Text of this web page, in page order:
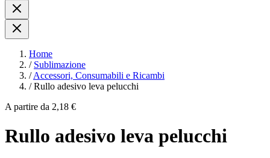
Home
/ Sublimazione
/ Accessori, Consumabili e Ricambi
/ Rullo adesivo leva pelucchi
A partire da 2,18 €
Rullo adesivo leva pelucchi